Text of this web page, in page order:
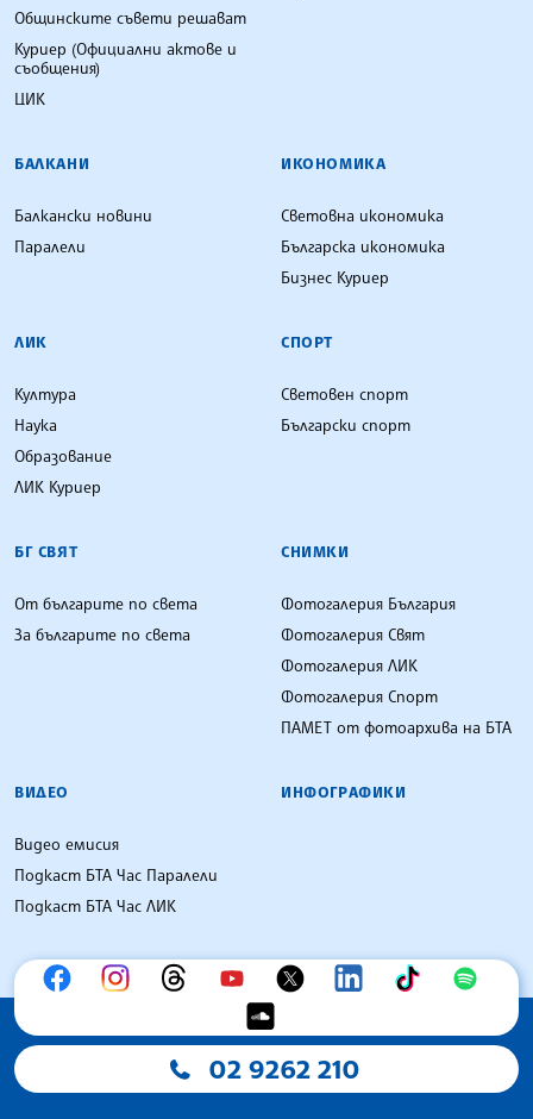
Общинските съвети решават
Куриер (Официални актове и
съобщения)
ЦИК
БАЛКАНИ
Балкански новини
Паралели
ИКОНОМИКА
Световна икономика
Българска икономика
Бизнес Куриер
ЛИК
Култура
Наука
Образование
ЛИК Куриер
СПОРТ
Световен спорт
Български спорт
БГ СВЯТ
От българите по света
За българите по света
СНИМКИ
Фотогалерия България
Фотогалерия Свят
Фотогалерия ЛИК
Фотогалерия Спорт
ПАМЕТ от фотоархива на БТА
ВИДЕО
Видео емисия
Подкаст БТА Час Паралели
Подкаст БТА Час ЛИК
ИНФОГРАФИКИ
02 9262 210